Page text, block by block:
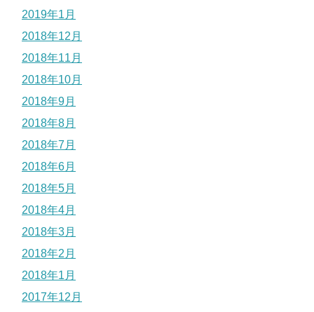
2019年1月
2018年12月
2018年11月
2018年10月
2018年9月
2018年8月
2018年7月
2018年6月
2018年5月
2018年4月
2018年3月
2018年2月
2018年1月
2017年12月